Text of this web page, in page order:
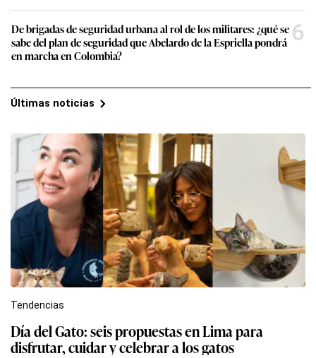
De brigadas de seguridad urbana al rol de los militares: ¿qué se
sabe del plan de seguridad que Abelardo de la Espriella pondrá
en marcha en Colombia?
6
Últimas noticias
Tendencias
Día del Gato: seis propuestas en Lima para
disfrutar, cuidar y celebrar a los gatos